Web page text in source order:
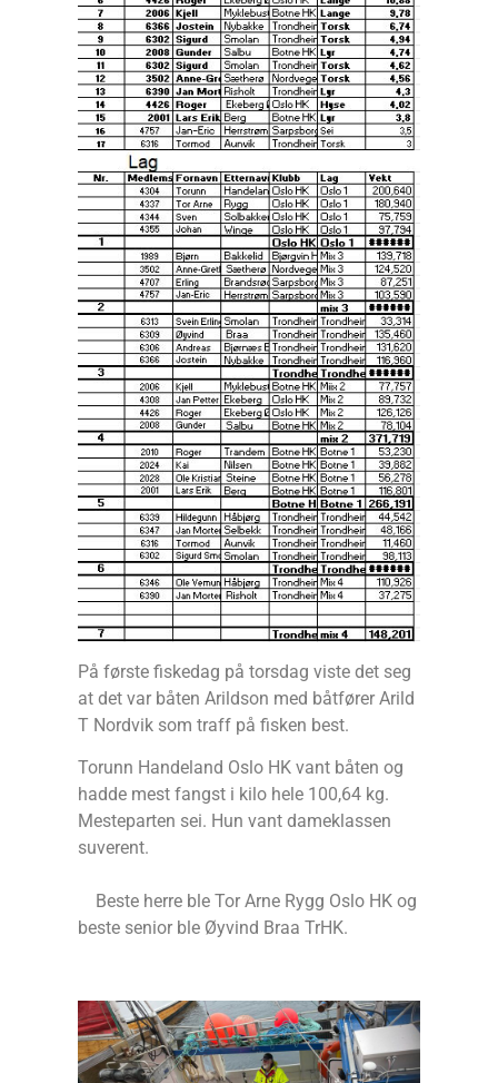
På første fiskedag på torsdag viste det seg
at det var båten Arildson med båtfører Arild
T Nordvik som traff på fisken best.
Torunn Handeland Oslo HK vant båten og
hadde mest fangst i kilo hele 100,64 kg.
Mesteparten sei. Hun vant dameklassen
suverent.
Beste herre ble Tor Arne Rygg Oslo HK og
beste senior ble Øyvind Braa TrHK.